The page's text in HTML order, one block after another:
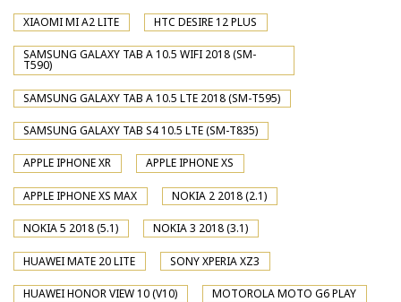
XIAOMI MI A2 LITE HTC DESIRE 12 PLUS
SAMSUNG GALAXY TAB A 10.5 WIFI 2018 (SM-
T590)
SAMSUNG GALAXY TAB A 10.5 LTE 2018 (SM-T595)
SAMSUNG GALAXY TAB S4 10.5 LTE (SM-T835)
APPLE IPHONE XR APPLE IPHONE XS
APPLE IPHONE XS MAX NOKIA 2 2018 (2.1)
NOKIA 5 2018 (5.1) NOKIA 3 2018 (3.1)
HUAWEI MATE 20 LITE SONY XPERIA XZ3
HUAWEI HONOR VIEW 10 (V10) MOTOROLA MOTO G6 PLAY